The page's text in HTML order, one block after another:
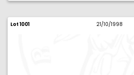
Lot 1001 21/10/1998